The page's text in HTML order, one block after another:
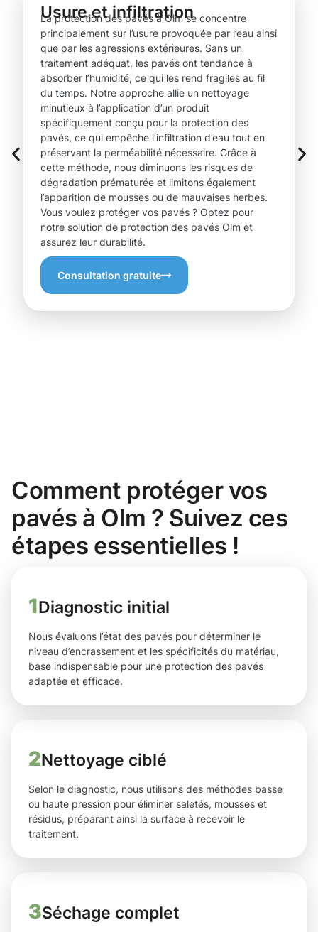
Usure et infiltration
La protection des pavés à Olm se concentre
principalement sur l’usure provoquée par l’eau ainsi
que par les agressions extérieures. Sans un
traitement adéquat, les pavés ont tendance à
absorber l’humidité, ce qui les rend fragiles au fil
du temps. Notre approche allie un nettoyage
minutieux à l’application d’un produit
spécifiquement conçu pour la protection des
pavés, ce qui empêche l’infiltration d’eau tout en
préservant la perméabilité nécessaire. Grâce à
cette méthode, nous diminuons les risques de
dégradation prématurée et limitons également
l’apparition de mousses ou de mauvaises herbes.
Vous voulez protéger vos pavés ? Optez pour
notre solution de protection des pavés Olm et
assurez leur durabilité.
Consultation gratuite
Comment protéger vos
pavés à Olm ? Suivez ces
étapes essentielles !
1Diagnostic initial
Nous évaluons l’état des pavés pour déterminer le
niveau d’encrassement et les spécificités du matériau,
base indispensable pour une protection des pavés
adaptée et efficace.
2Nettoyage ciblé
Selon le diagnostic, nous utilisons des méthodes basse
ou haute pression pour éliminer saletés, mousses et
résidus, préparant ainsi la surface à recevoir le
traitement.
3Séchage complet